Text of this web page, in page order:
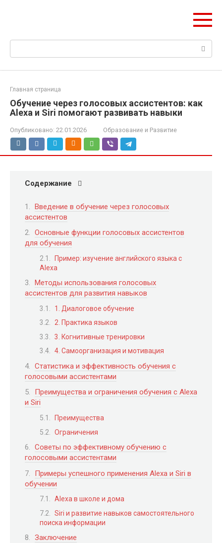
Поиск:
Главная страница
Обучение через голосовых ассистентов: как
Alexa и Siri помогают развивать навыки
Опубликовано: 22.01.2026 Образование и Развитие
Содержание
Введение в обучение через голосовых
ассистентов
Основные функции голосовых ассистентов
для обучения
Пример: изучение английского языка с
Alexa
Методы использования голосовых
ассистентов для развития навыков
1. Диалоговое обучение
2. Практика языков
3. Когнитивные тренировки
4. Самоорганизация и мотивация
Статистика и эффективность обучения с
голосовыми ассистентами
Преимущества и ограничения обучения с Alexa
и Siri
Преимущества
Ограничения
Советы по эффективному обучению с
голосовыми ассистентами
Примеры успешного применения Alexa и Siri в
обучении
Alexa в школе и дома
Siri и развитие навыков самостоятельного
поиска информации
Заключение